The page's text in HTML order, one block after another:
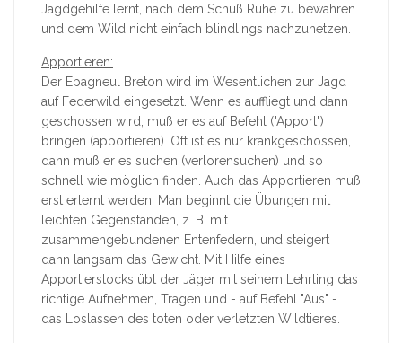
Jagdgehilfe lernt, nach dem Schuß Ruhe zu bewahren
und dem Wild nicht einfach blindlings nachzuhetzen.
Apportieren:
Der Epagneul Breton wird im Wesentlichen zur Jagd
auf Federwild eingesetzt. Wenn es auffliegt und dann
geschossen wird, muß er es auf Befehl ("Apport")
bringen (apportieren). Oft ist es nur krankgeschossen,
dann muß er es suchen (verlorensuchen) und so
schnell wie möglich finden. Auch das Apportieren muß
erst erlernt werden. Man beginnt die Übungen mit
leichten Gegenständen, z. B. mit
zusammengebundenen Entenfedern, und steigert
dann langsam das Gewicht. Mit Hilfe eines
Apportierstocks übt der Jäger mit seinem Lehrling das
richtige Aufnehmen, Tragen und - auf Befehl "Aus" -
das Loslassen des toten oder verletzten Wildtieres.